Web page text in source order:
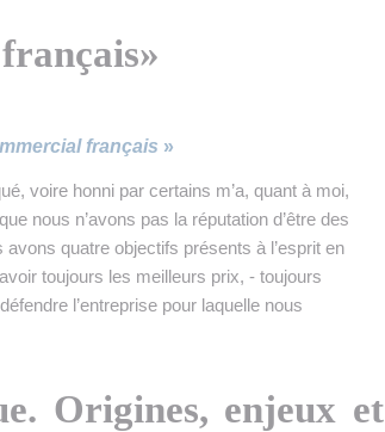
français »
voire honni par certains m’a, quant à moi,
nous n’avons pas la réputation d’être des
quatre objectifs présents à l’esprit en
toujours les meilleurs prix, - toujours
l’entreprise pour laquelle nous
Origines, enjeux et